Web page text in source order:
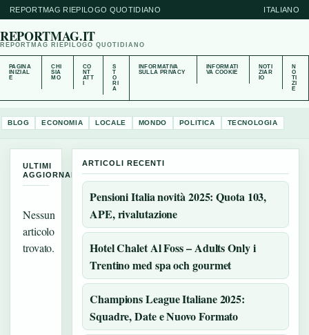
REPORTMAG RIEPILOGO QUOTIDIANO ITALIANO
REPORTMAG.IT
REPORTMAG RIEPILOGO QUOTIDIANO
PAGINA
INIZIAL
E
CHI
SIA
MO
CO
NT
ATT
S
T
O
RI
A
INFORMATIVA
SULLA PRIVACY
INFORMATI
VA COOKIE
NOTI
ZIAR
IO
N
O
TI
ZI
E
BLOG ECONOMIA LOCALE MONDO POLITICA TECNOLOGIA
ULTIMI
AGGIORNAMENTI
Nessun
articolo
trovato.
ARTICOLI RECENTI
Pensioni Italia novità 2025: Quota 103,
APE, rivalutazione
Hotel Chalet Al Foss – Adults Only i
Trentino med spa och gourmet
Champions League Italiane 2025:
Squadre, Date e Nuovo Formato